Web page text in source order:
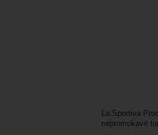
La Sportiva
nepromokavé